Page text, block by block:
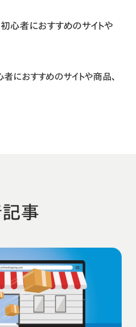
者におすすめのサイトや商品、
事